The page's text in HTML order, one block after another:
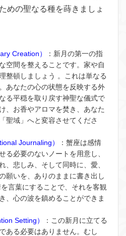
めの聖なる種を蒔きましょ
Creation）
：新月の第一の指
空間を整えることです。家や自
整頓しましょう 。これは単なる
あなたの心の状態を反映する外
る平穏を取り戻す神聖な儀式で
、お香やアロマを焚き、あなた
聖域」へと変容させてくださ
Journaling）
：蟹座は感情
る必要のないノートを用意し、
、悲しみ、そして同時に、愛、
願いを、ありのままに書き出し
言葉にすることで、それを客観
、心の波を鎮めることができま
Setting）
：この新月に立てる
ある必要はありません。むし